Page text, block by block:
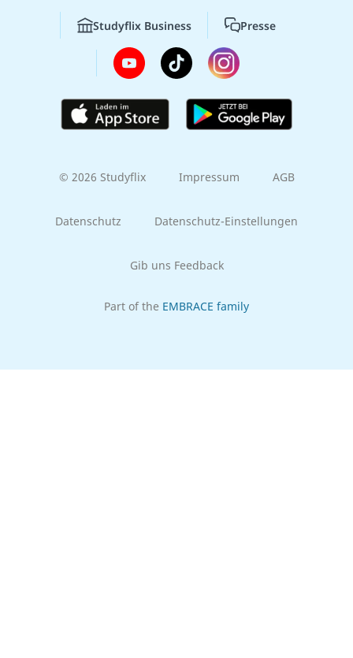
Studyflix Business Presse
© 2026 Studyflix Impressum AGB
Datenschutz Datenschutz-Einstellungen
Gib uns Feedback
Part of the EMBRACE family